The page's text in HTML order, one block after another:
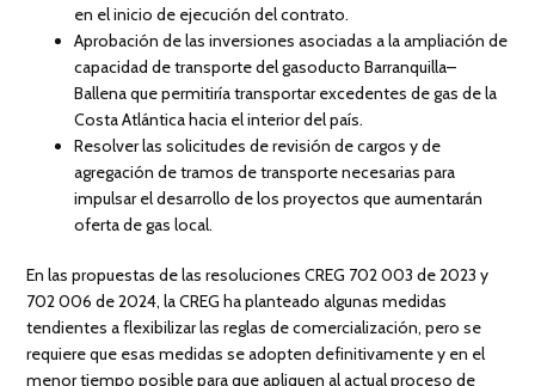
en el inicio de ejecución del contrato. ⁠
Aprobación de las inversiones asociadas a la ampliación de
capacidad de transporte del gasoducto Barranquilla–
Ballena que permitiría transportar excedentes de gas de la
Costa Atlántica hacia el interior del país.
Resolver las solicitudes de revisión de cargos y de
agregación de tramos de transporte necesarias para
impulsar el desarrollo de los proyectos que aumentarán
oferta de gas local.
En las propuestas de las resoluciones CREG 702 003 de 2023 y
702 006 de 2024, la CREG ha planteado algunas medidas
tendientes a flexibilizar las reglas de comercialización, pero se
requiere que esas medidas se adopten definitivamente y en el
menor tiempo posible para que apliquen al actual proceso de